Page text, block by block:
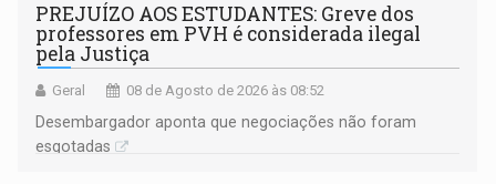
PREJUÍZO AOS ESTUDANTES: Greve dos
professores em PVH é considerada ilegal
pela Justiça
Geral 08 de Agosto de 2026 às 08:52
Desembargador aponta que negociações não foram
esgotadas